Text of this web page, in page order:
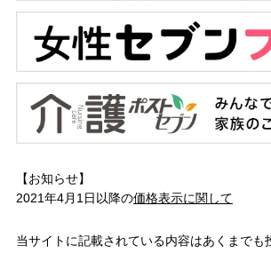
【お知らせ】
2021年4月1日以降の価格表示に関して
当サイトに記載されている内容はあくまでも